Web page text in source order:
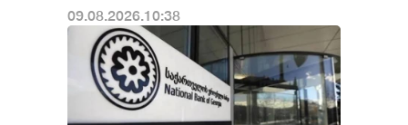
09.08.2026.10:38